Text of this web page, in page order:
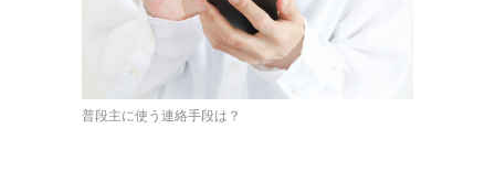
普段主に使う連絡手段は？